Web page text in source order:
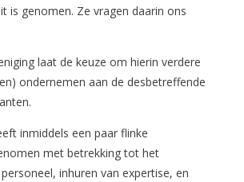
is genomen. Ze vragen daarin ons
laat de keuze om hierin verdere
ondernemen aan de desbetreffende
inmiddels een paar flinke
met betrekking tot het
inhuren van expertise, en